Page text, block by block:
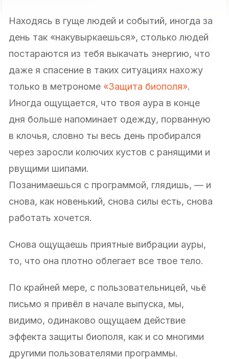
Находясь в гуще людей и событий, иногда за
день так «накувыркаешься», столько людей
постараются из тебя выкачать энергию, что
даже я спасение в таких ситуациях нахожу
только в метрономе «Защита биополя».
Иногда ощущается, что твоя аура в конце
дня больше напоминает одежду, порванную
в клочья, словно ты весь день пробирался
через заросли колючих кустов с ранящими и
рвущими шипами.
Позанимаешься с программой, глядишь, — и
снова, как новенький, снова силы есть, снова
работать хочется.
Снова ощущаешь приятные вибрации ауры,
то, что она плотно облегает все твое тело.
По крайней мере, с пользовательницей, чьё
письмо я привёл в начале выпуска, мы,
видимо, одинаково ощущаем действие
эффекта защиты биополя, как и со многими
другими пользователями программы.